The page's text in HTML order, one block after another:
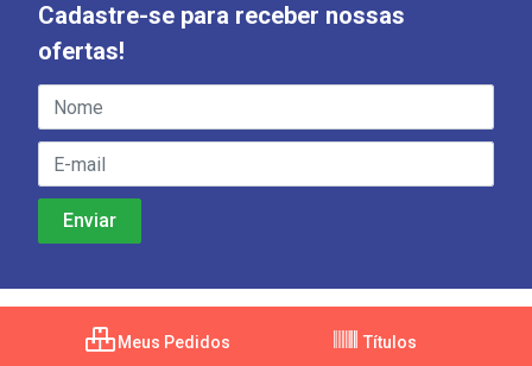
Cadastre-se para receber nossas
ofertas!
Meus Pedidos Títulos